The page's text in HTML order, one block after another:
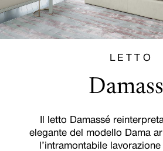
LETTO
Il letto Damassé
elegante del modello Dama
l’intramontabile